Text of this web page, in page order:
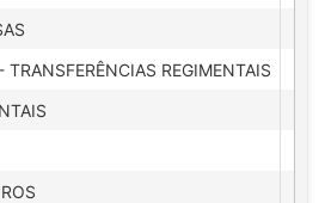
REGIMENTAIS